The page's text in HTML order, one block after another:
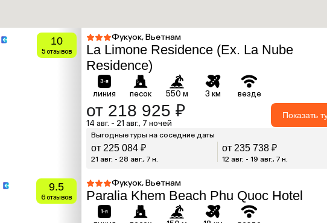
10
5 отзывов
Фукуок, Вьетнам
La Limone Residence (Ex. La Nube
Residence)
линия песок 550 м 3 км везде
от 218 925 ₽
14 авг. - 21 авг., 7 ночей
Показать
Выгодные туры на соседние даты
от 225 084 ₽
21 авг. - 28 авг., 7 н.
от 235 738 ₽
12 авг. - 19 авг., 7 н.
9.5
6 отзывов
Фукуок, Вьетнам
Paralia Khem Beach Phu Quoc Hotel